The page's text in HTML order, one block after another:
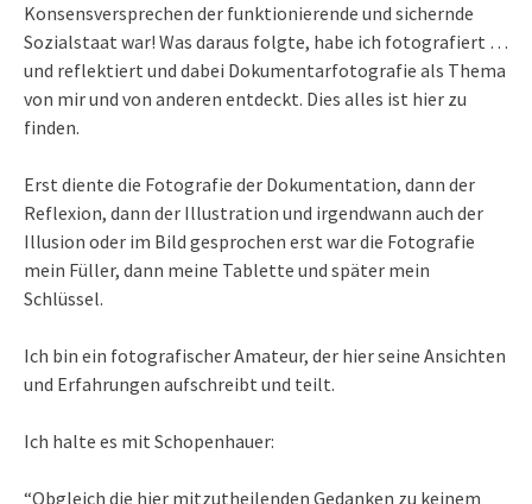
Konsensversprechen der funktionierende und sichernde
Sozialstaat war! Was daraus folgte, habe ich fotografiert …
und reflektiert und dabei Dokumentarfotografie als Thema
von mir und von anderen entdeckt. Dies alles ist hier zu
finden.
Erst diente die Fotografie der Dokumentation, dann der
Reflexion, dann der Illustration und irgendwann auch der
Illusion oder im Bild gesprochen erst war die Fotografie
mein Füller, dann meine Tablette und später mein
Schlüssel.
Ich bin ein fotografischer Amateur, der hier seine Ansichten
und Erfahrungen aufschreibt und teilt.
Ich halte es mit Schopenhauer:
“Obgleich die hier mitzutheilenden Gedanken zu keinem